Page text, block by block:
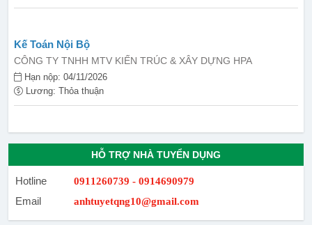
Kế Toán Nội Bộ
CÔNG TY TNHH MTV KIẾN TRÚC & XÂY DỰNG HPA
Hạn nộp: 04/11/2026
Lương: Thỏa thuận
HỖ TRỢ NHÀ TUYỂN DỤNG
Hotline 0911260739 - 0914690979
Email anhtuyetqng10@gmail.com